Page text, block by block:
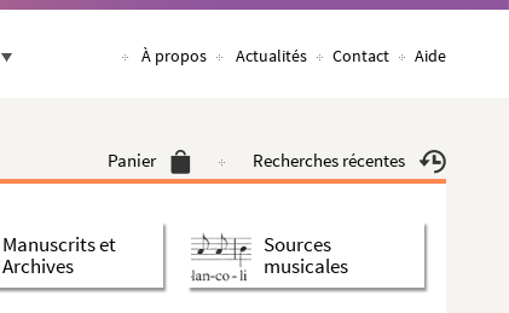
À propos Actualités Contact Aide
Panier Recherches récentes
Manuscrits et
Archives
Sources
musicales